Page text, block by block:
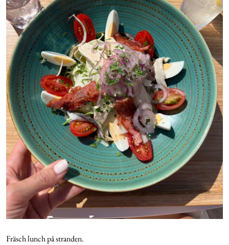
Fräsch lunch på stranden.